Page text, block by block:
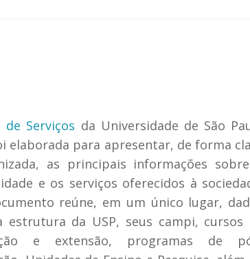
de Serviços da Universidade de São
elaborada para apresentar, de forma
as principais informações
e os serviços oferecidos à
reúne, em um único lugar,
estrutura da USP, seus campi, cursos
e extensão, programas de